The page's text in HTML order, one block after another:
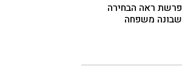
פרשת ראה הבחירה
שבונה משפחה